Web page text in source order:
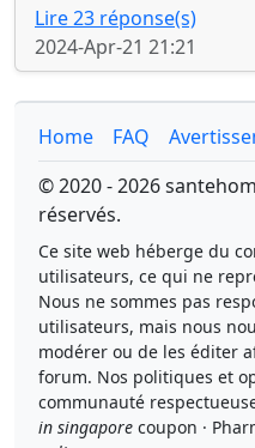
Lire 23 réponse(s)
2024-Apr-21 21:21
Home FAQ
© 2020 - 2026
réservés.
Ce site web héberge du
utilisateurs, ce qui ne
Nous ne sommes pas
utilisateurs, mais nous
modérer ou de les éditer
forum. Nos politiques et
communauté
in singapore coupon ·